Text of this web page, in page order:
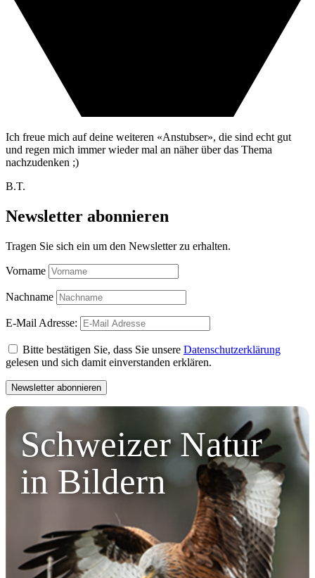
Ich freue mich auf deine weiteren «Anstubser», die sind echt gut
und regen mich immer wieder mal an näher über das Thema
nachzudenken ;)
B.T.
Newsletter abonnieren
Tragen Sie sich ein um den Newsletter zu erhalten.
Vorname
Nachname
E-Mail Adresse:
Bitte bestätigen Sie, dass Sie unsere Datenschutzerklärung
gelesen und sich damit einverstanden erklären.
Schweizer Natur
in Bildern